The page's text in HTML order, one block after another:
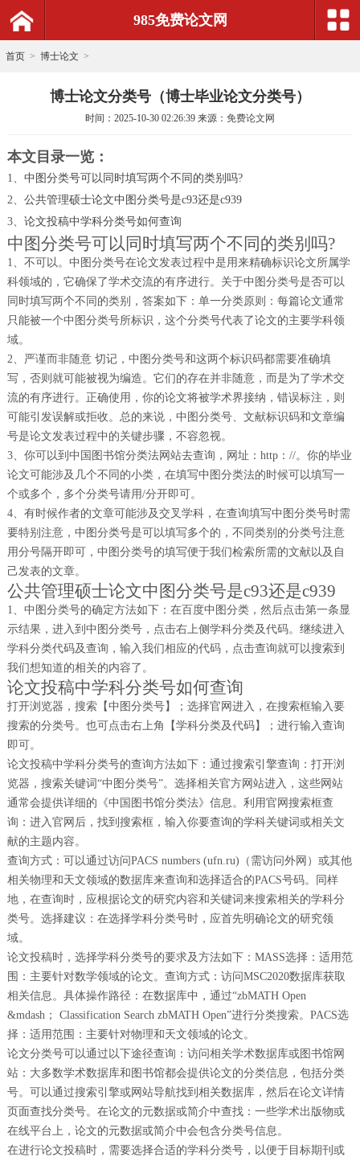
985免费论文网
首页 > 博士论文 >
博士论文分类号（博士毕业论文分类号）
时间： 2025-10-30 02:26:39 来源： 免费论文网
本文目录一览：
1、 中图分类号可以同时填写两个不同的类别吗?
2、 公共管理硕士论文中图分类号是c93还是c939
3、 论文投稿中学科分类号如何查询
中图分类号可以同时填写两个不同的类别吗?
1、不可以。中图分类号在论文发表过程中是用来精确标识论文所属学
科领域的，它确保了学术交流的有序进行。关于中图分类号是否可以
同时填写两个不同的类别，答案如下：单一分类原则：每篇论文通常
只能被一个中图分类号所标识，这个分类号代表了论文的主要学科领
域。
2、严谨而非随意 切记，中图分类号和这两个标识码都需要准确填
写，否则就可能被视为编造。它们的存在并非随意，而是为了学术交
流的有序进行。正确使用，你的论文将被学术界接纳，错误标注，则
可能引发误解或拒收。总的来说，中图分类号、文献标识码和文章编
号是论文发表过程中的关键步骤，不容忽视。
3、你可以到中国图书馆分类法网站去查询，网址：http：//。你的毕业
论文可能涉及几个不同的小类，在填写中图分类法的时候可以填写一
个或多个，多个分类号请用/分开即可。
4、有时候作者的文章可能涉及交叉学科，在查询填写中图分类号时需
要特别注意，中图分类号是可以填写多个的，不同类别的分类号注意
用分号隔开即可，中图分类号的填写便于我们检索所需的文献以及自
己发表的文章。
公共管理硕士论文中图分类号是c93还是c939
1、中图分类号的确定方法如下：在百度中图分类，然后点击第一条显
示结果，进入到中图分类号，点击右上侧学科分类及代码。继续进入
学科分类代码及查询，输入我们相应的代码，点击查询就可以搜索到
我们想知道的相关的内容了。
论文投稿中学科分类号如何查询
打开浏览器，搜索【中图分类号】；选择官网进入，在搜索框输入要
搜索的分类号。也可点击右上角【学科分类及代码】；进行输入查询
即可。
论文投稿中学科分类号的查询方法如下：通过搜索引擎查询：打开浏
览器，搜索关键词“中图分类号”。选择相关官方网站进入，这些网站
通常会提供详细的《中国图书馆分类法》信息。利用官网搜索框查
询：进入官网后，找到搜索框，输入你要查询的学科关键词或相关文
献的主题内容。
查询方式：可以通过访问PACS numbers (ufn.ru)（需访问外网）或其他
相关物理和天文领域的数据库来查询和选择适合的PACS号码。同样
地，在查询时，应根据论文的研究内容和关键词来搜索相关的学科分
类号。选择建议：在选择学科分类号时，应首先明确论文的研究领
域。
论文投稿时，选择学科分类号的要求及方法如下：MASS选择：适用范
围：主要针对数学领域的论文。查询方式：访问MSC2020数据库获取
相关信息。具体操作路径：在数据库中，通过“zbMATH Open
&mdash； Classification Search zbMATH Open”进行分类搜索。PACS选
择：适用范围：主要针对物理和天文领域的论文。
论文分类号可以通过以下途径查询：访问相关学术数据库或图书馆网
站：大多数学术数据库和图书馆都会提供论文的分类信息，包括分类
号。可以通过搜索引擎或网站导航找到相关数据库，然后在论文详情
页面查找分类号。在论文的元数据或简介中查找：一些学术出版物或
在线平台上，论文的元数据或简介中会包含分类号信息。
在进行论文投稿时，需要选择合适的学科分类号，以便于目标期刊或